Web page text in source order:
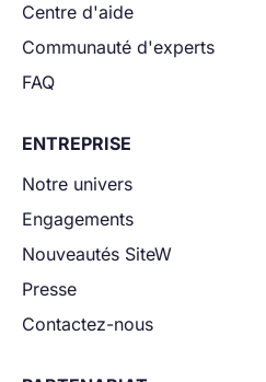
Centre d'aide
Communauté d'experts
FAQ
ENTREPRISE
Notre univers
Engagements
Nouveautés SiteW
Presse
Contactez-nous